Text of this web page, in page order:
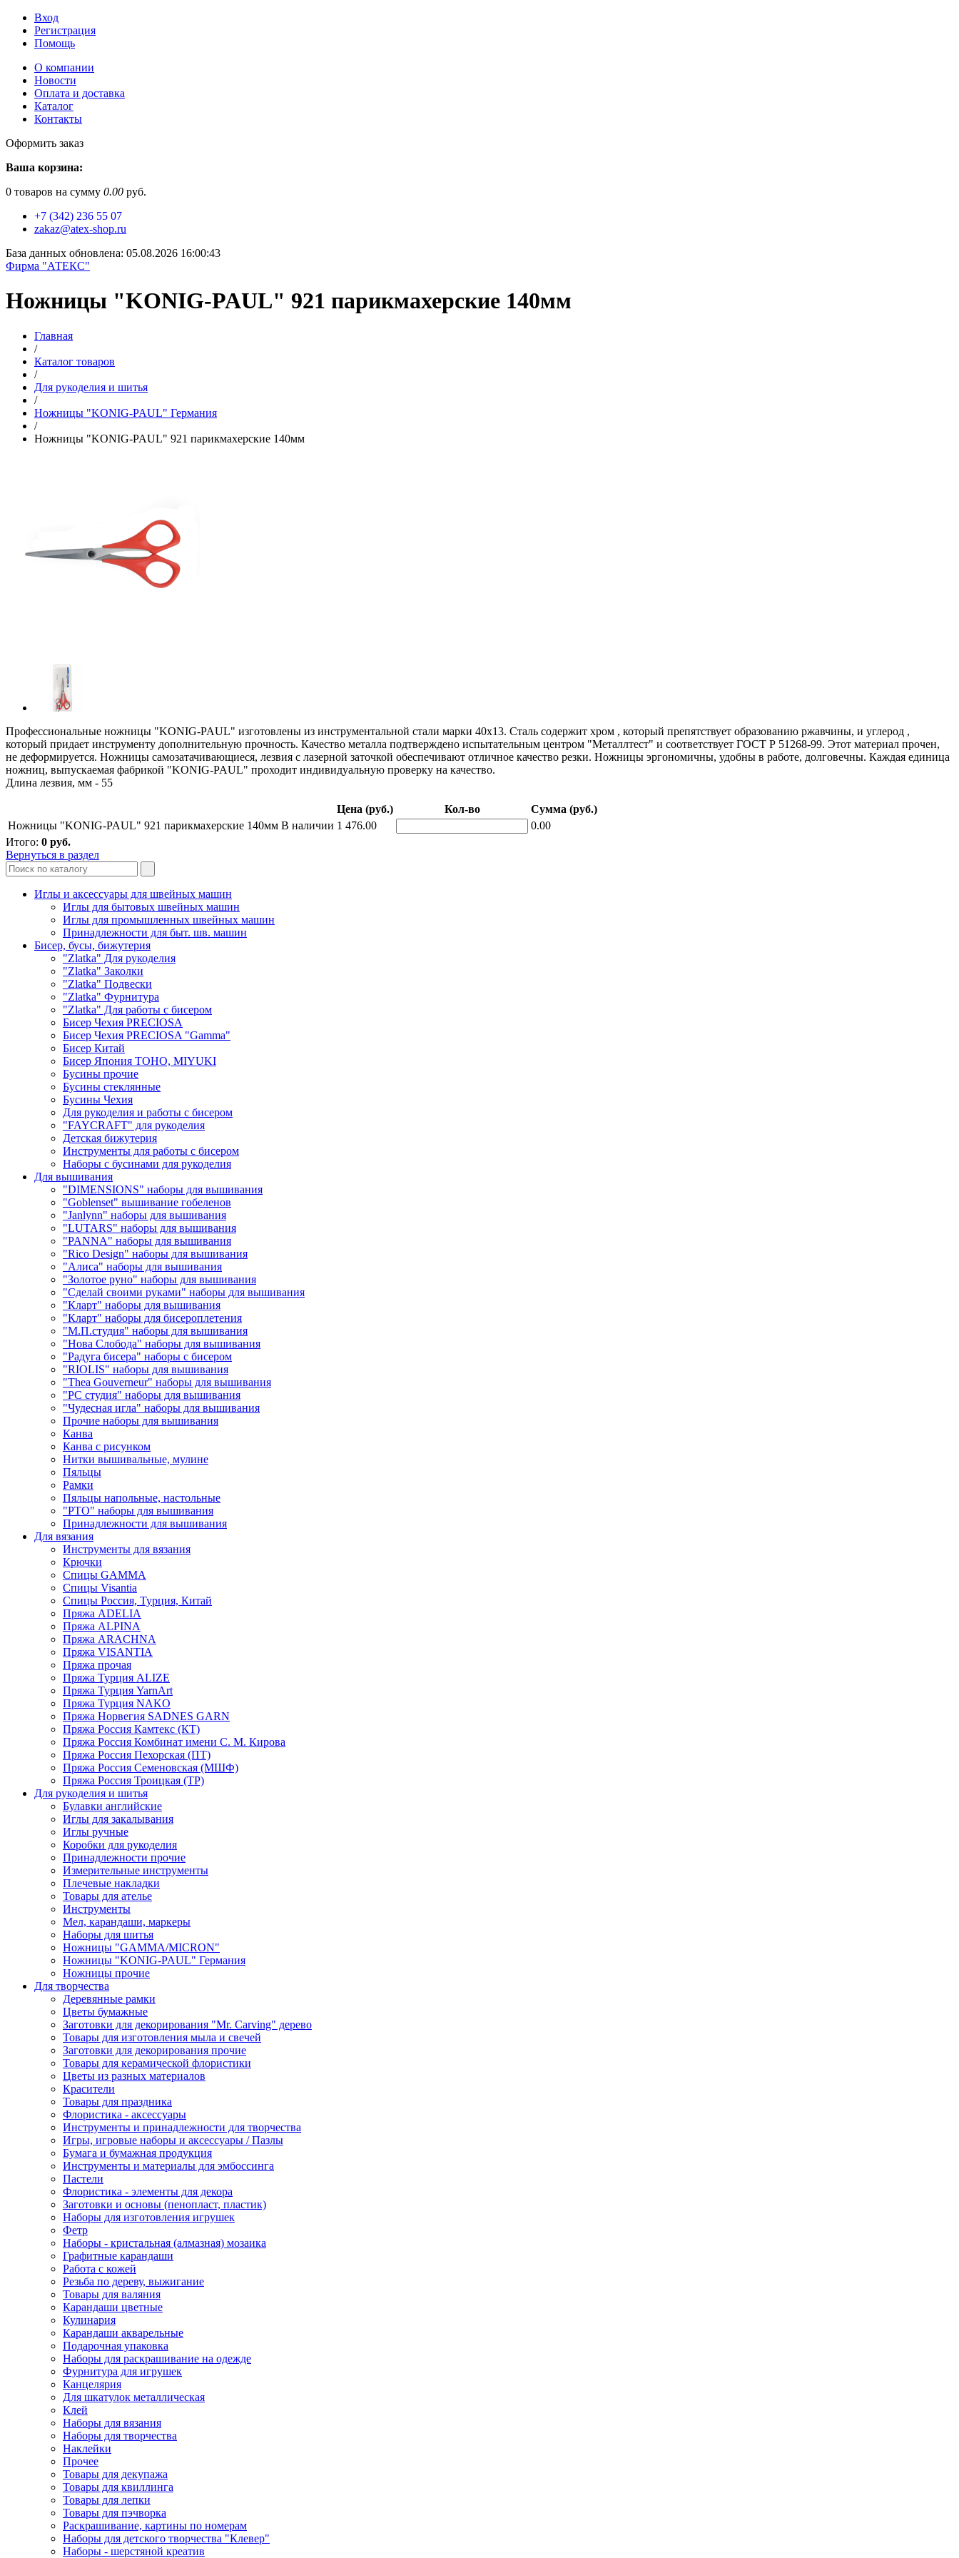
Вход
Регистрация
Помощь
О компании
Новости
Оплата и доставка
Каталог
Контакты
Оформить заказ
Ваша корзина:
0 товаров на сумму 0.00 руб.
+7 (342) 236 55 07
zakaz@atex-shop.ru
База данных обновлена: 05.08.2026 16:00:43
Фирма "АТЕКС"
Ножницы "KONIG-PAUL" 921 парикмахерские 140мм
Главная
/
Каталог товаров
/
Для рукоделия и шитья
/
Ножницы "KONIG-PAUL" Германия
/
Ножницы "KONIG-PAUL" 921 парикмахерские 140мм
Профессиональные ножницы "KONIG-PAUL" изготовлены из инструментальной стали марки 40х13. Сталь содержит хром , который препятствует образованию ржавчины, и углерод ,
который придает инструменту дополнительную прочность. Качество металла подтверждено испытательным центром "Металлтест" и соответствует ГОСТ Р 51268-99. Этот материал прочен,
не деформируется. Ножницы самозатачивающиеся, лезвия с лазерной заточкой обеспечивают отличное качество резки. Ножницы эргономичны, удобны в работе, долговечны. Каждая единица
ножниц, выпускаемая фабрикой "KONIG-PAUL" проходит индивидуальную проверку на качество.
Длина лезвия, мм - 55
Цена (руб.) Кол-во
Сумма (руб.)
Ножницы "KONIG-PAUL" 921 парикмахерские 140мм В наличии 1 476.00
0.00
Итого: 0 руб.
Вернуться в раздел
Иглы и аксессуары для швейных машин
Иглы для бытовых швейных машин
Иглы для промышленных швейных машин
Принадлежности для быт. шв. машин
Бисер, бусы, бижутерия
"Zlatka" Для рукоделия
"Zlatka" Заколки
"Zlatka" Подвески
"Zlatka" Фурнитура
"Zlatka" Для работы с бисером
Бисер Чехия PRECIOSA
Бисер Чехия PRECIOSA "Gamma"
Бисер Китай
Бисер Япония TOHO, MIYUKI
Бусины прочие
Бусины стеклянные
Бусины Чехия
Для рукоделия и работы с бисером
"FAYCRAFT" для рукоделия
Детская бижутерия
Инструменты для работы с бисером
Наборы с бусинами для рукоделия
Для вышивания
"DIMENSIONS" наборы для вышивания
"Goblenset" вышивание гобеленов
"Janlynn" наборы для вышивания
"LUTARS" наборы для вышивания
"PANNA" наборы для вышивания
"Rico Design" наборы для вышивания
"Алиса" наборы для вышивания
"Золотое руно" наборы для вышивания
"Сделай своими руками" наборы для вышивания
"Кларт" наборы для вышивания
"Кларт" наборы для бисероплетения
"М.П.студия" наборы для вышивания
"Нова Слобода" наборы для вышивания
"Радуга бисера" наборы с бисером
"RIOLIS" наборы для вышивания
"Thea Gouverneur" наборы для вышивания
"РС студия" наборы для вышивания
"Чудесная игла" наборы для вышивания
Прочие наборы для вышивания
Канва
Канва с рисунком
Нитки вышивальные, мулине
Пяльцы
Рамки
Пяльцы напольные, настольные
"РТО" наборы для вышивания
Принадлежности для вышивания
Для вязания
Инструменты для вязания
Крючки
Спицы GAMMA
Спицы Visantia
Спицы Россия, Турция, Китай
Пряжа ADELIA
Пряжа ALPINA
Пряжа ARACHNA
Пряжа VISANTIA
Пряжа прочая
Пряжа Турция ALIZE
Пряжа Турция YarnArt
Пряжа Турция NAKO
Пряжа Норвегия SADNES GARN
Пряжа Россия Камтекс (КТ)
Пряжа Россия Комбинат имени С. М. Кирова
Пряжа Россия Пехорская (ПТ)
Пряжа Россия Семеновская (МШФ)
Пряжа Россия Троицкая (ТР)
Для рукоделия и шитья
Булавки английские
Иглы для закалывания
Иглы ручные
Коробки для рукоделия
Принадлежности прочие
Измерительные инструменты
Плечевые накладки
Товары для ателье
Инструменты
Мел, карандаши, маркеры
Наборы для шитья
Ножницы "GAMMA/MICRON"
Ножницы "KONIG-PAUL" Германия
Ножницы прочие
Для творчества
Деревянные рамки
Цветы бумажные
Заготовки для декорирования "Mr. Carving" дерево
Товары для изготовления мыла и свечей
Заготовки для декорирования прочие
Товары для керамической флористики
Цветы из разных материалов
Красители
Товары для праздника
Флористика - аксессуары
Инструменты и принадлежности для творчества
Игры, игровые наборы и аксессуары / Пазлы
Бумага и бумажная продукция
Инструменты и материалы для эмбоссинга
Пастели
Флористика - элементы для декора
Заготовки и основы (пенопласт, пластик)
Наборы для изготовления игрушек
Фетр
Наборы - кристальная (алмазная) мозаика
Графитные карандаши
Работа с кожей
Резьба по дереву, выжигание
Товары для валяния
Карандаши цветные
Кулинария
Карандаши акварельные
Подарочная упаковка
Наборы для раскрашивание на одежде
Фурнитура для игрушек
Канцелярия
Для шкатулок металлическая
Клей
Наборы для вязания
Наборы для творчества
Наклейки
Прочее
Товары для декупажа
Товары для квиллинга
Товары для лепки
Товары для пэчворка
Раскрашивание, картины по номерам
Наборы для детского творчества "Клевер"
Наборы - шерстяной креатив